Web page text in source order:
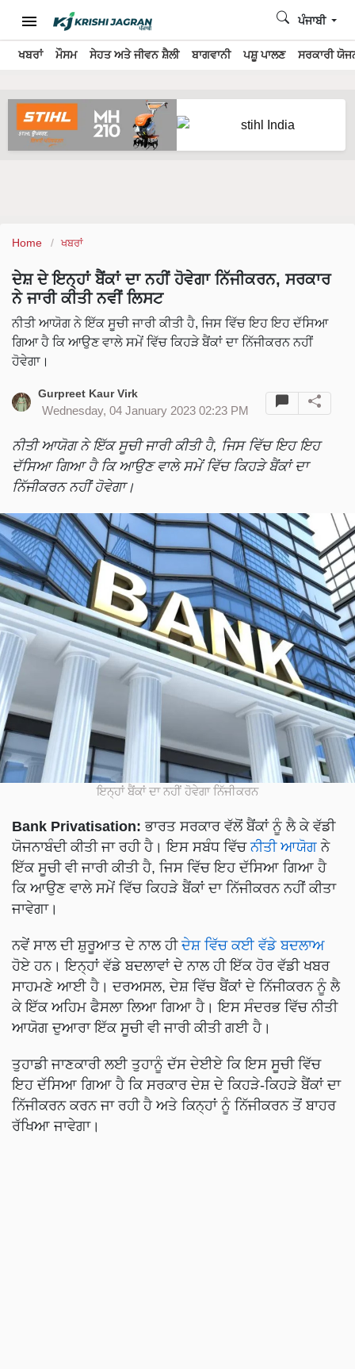
ਖਬਰਾਂ ਮੌਸਮ ਸੇਹਤ ਅਤੇ ਜੀਵਨ ਸ਼ੈਲੀ ਬਾਗਵਾਨੀ ਪਸ਼ੂ ਪਾਲਣ ਸਰਕਾਰੀ
ਪੰਜਾਬੀ
Home ਖਬਰਾਂ
ਦੇਸ਼ ਦੇ ਇਨ੍ਹਾਂ ਬੈਂਕਾਂ ਦਾ ਨਹੀਂ ਹੋਵੇਗਾ ਨਿੱਜੀਕਰਨ, ਸਰਕਾਰ
ਨੇ ਜਾਰੀ ਕੀਤੀ ਨਵੀਂ ਲਿਸਟ
ਨੀਤੀ ਆਯੋਗ ਨੇ ਇੱਕ ਸੂਚੀ ਜਾਰੀ ਕੀਤੀ ਹੈ, ਜਿਸ ਵਿੱਚ ਇਹ ਇਹ ਦੱਸਿਆ
ਗਿਆ ਹੈ ਕਿ ਆਉਣ ਵਾਲੇ ਸਮੇਂ ਵਿੱਚ ਕਿਹੜੇ ਬੈਂਕਾਂ ਦਾ ਨਿੱਜੀਕਰਨ ਨਹੀਂ
ਹੋਵੇਗਾ।
Gurpreet Kaur Virk
Wednesday, 04 January 2023 02:23 PM
ਨੀਤੀ ਆਯੋਗ ਨੇ ਇੱਕ ਸੂਚੀ ਜਾਰੀ ਕੀਤੀ ਹੈ, ਜਿਸ ਵਿੱਚ ਇਹ ਇਹ
ਦੱਸਿਆ ਗਿਆ ਹੈ ਕਿ ਆਉਣ ਵਾਲੇ ਸਮੇਂ ਵਿੱਚ ਕਿਹੜੇ ਬੈਂਕਾਂ ਦਾ
ਨਿੱਜੀਕਰਨ ਨਹੀਂ ਹੋਵੇਗਾ।
ਇਨ੍ਹਾਂ ਬੈਂਕਾਂ ਦਾ ਨਹੀਂ ਹੋਵੇਗਾ ਨਿੱਜੀਕਰਨ
Bank Privatisation: ਭਾਰਤ ਸਰਕਾਰ ਵੱਲੋਂ ਬੈਂਕਾਂ ਨੂੰ ਲੈ ਕੇ ਵੱਡੀ
ਯੋਜਨਾਬੰਦੀ ਕੀਤੀ ਜਾ ਰਹੀ ਹੈ। ਇਸ ਸਬੰਧ ਵਿੱਚਨੀਤੀ ਆਯੋਗ ਨੇ
ਇੱਕ ਸੂਚੀ ਵੀ ਜਾਰੀ ਕੀਤੀ ਹੈ, ਜਿਸ ਵਿੱਚ ਇਹ ਦੱਸਿਆ ਗਿਆ ਹੈ
ਕਿ ਆਉਣ ਵਾਲੇ ਸਮੇਂ ਵਿੱਚ ਕਿਹੜੇ ਬੈਂਕਾਂ ਦਾ ਨਿੱਜੀਕਰਨ ਨਹੀਂ ਕੀਤਾ
ਜਾਵੇਗਾ।
ਨਵੇਂ ਸਾਲ ਦੀ ਸ਼ੁਰੂਆਤ ਦੇ ਨਾਲ ਹੀ ਦੇਸ਼ ਵਿੱਚ ਕਈ ਵੱਡੇ ਬਦਲਾਅ
ਹੋਏ ਹਨ। ਇਨ੍ਹਾਂ ਵੱਡੇ ਬਦਲਾਵਾਂ ਦੇ ਨਾਲ ਹੀ ਇੱਕ ਹੋਰ ਵੱਡੀ ਖਬਰ
ਸਾਹਮਣੇ ਆਈ ਹੈ। ਦਰਅਸਲ, ਦੇਸ਼ ਵਿੱਚ ਬੈਂਕਾਂ ਦੇ ਨਿੱਜੀਕਰਨ ਨੂੰ ਲੈ
ਕੇ ਇੱਕ ਅਹਿਮ ਫੈਸਲਾ ਲਿਆ ਗਿਆ ਹੈ। ਇਸ ਸੰਦਰਭ ਵਿੱਚ ਨੀਤੀ
ਆਯੋਗ ਦੁਆਰਾ ਇੱਕ ਸੂਚੀ ਵੀ ਜਾਰੀ ਕੀਤੀ ਗਈ ਹੈ।
ਤੁਹਾਡੀ ਜਾਣਕਾਰੀ ਲਈ ਤੁਹਾਨੂੰ ਦੱਸ ਦੇਈਏ ਕਿ ਇਸ ਸੂਚੀ ਵਿੱਚ
ਇਹ ਦੱਸਿਆ ਗਿਆ ਹੈ ਕਿ ਸਰਕਾਰ ਦੇਸ਼ ਦੇ ਕਿਹੜੇ-ਕਿਹੜੇ ਬੈਂਕਾਂ ਦਾ
ਨਿੱਜੀਕਰਨ ਕਰਨ ਜਾ ਰਹੀ ਹੈ ਅਤੇ ਕਿਨ੍ਹਾਂ ਨੂੰ ਨਿੱਜੀਕਰਨ ਤੋਂ ਬਾਹਰ
ਰੱਖਿਆ ਜਾਵੇਗਾ।